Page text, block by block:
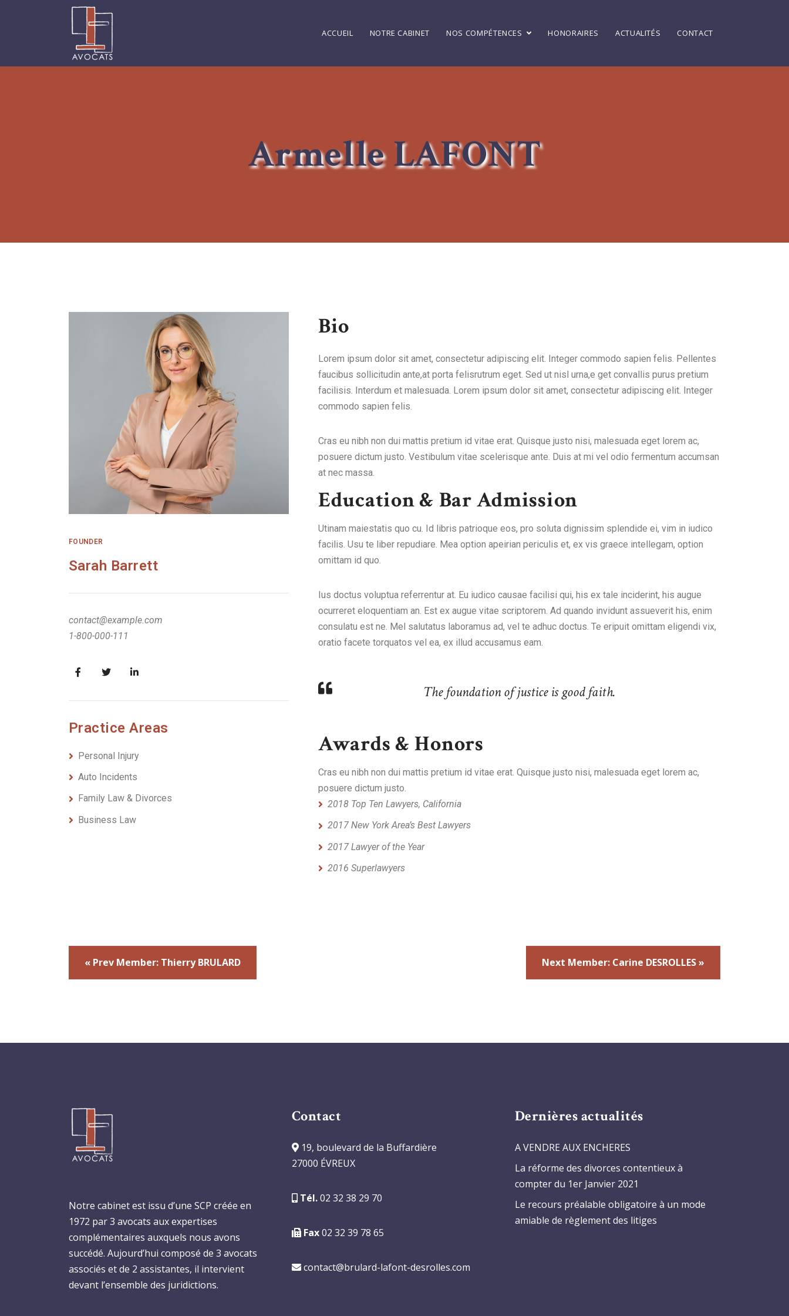
ACCUEIL NOTRE CABINET NOS COMPÉTENCES HONORAIRES ACTUALITÉS CONTACT
Armelle LAFONT
FOUNDER
Sarah Barrett
contact@example.com
1-800-000-111
Practice Areas
Personal Injury
Auto Incidents
Family Law & Divorces
Business Law
Bio
Lorem ipsum dolor sit amet, consectetur adipiscing elit. Integer commodo sapien felis. Pellentes
faucibus sollicitudin ante,at porta felisrutrum eget. Sed ut nisl urna,e get convallis purus pretium
facilisis. Interdum et malesuada. Lorem ipsum dolor sit amet, consectetur adipiscing elit. Integer
commodo sapien felis.
Cras eu nibh non dui mattis pretium id vitae erat. Quisque justo nisi, malesuada eget lorem ac,
posuere dictum justo. Vestibulum vitae scelerisque ante. Duis at mi vel odio fermentum accumsan
at nec massa.
Education & Bar Admission
Utinam maiestatis quo cu. Id libris patrioque eos, pro soluta dignissim splendide ei, vim in iudico
facilis. Usu te liber repudiare. Mea option apeirian periculis et, ex vis graece intellegam, option
omittam id quo.
Ius doctus voluptua referrentur at. Eu iudico causae facilisi qui, his ex tale inciderint, his augue
ocurreret eloquentiam an. Est ex augue vitae scriptorem. Ad quando invidunt assueverit his, enim
consulatu est ne. Mel salutatus laboramus ad, vel te adhuc doctus. Te eripuit omittam eligendi vix,
oratio facete torquatos vel ea, ex illud accusamus eam.
The foundation of justice is good faith.
Awards & Honors
Cras eu nibh non dui mattis pretium id vitae erat. Quisque justo nisi, malesuada eget lorem ac,
posuere dictum justo.
2018 Top Ten Lawyers, California
2017 New York Area’s Best Lawyers
2017 Lawyer of the Year
2016 Superlawyers
« Prev Member: Thierry BRULARD Next Member: Carine DESROLLES »
Notre cabinet est issu d’une SCP créée en
1972 par 3 avocats aux expertises
complémentaires auxquels nous avons
succédé. Aujourd’hui composé de 3 avocats
associés et de 2 assistantes, il intervient
devant l’ensemble des juridictions.
Contact
19, boulevard de la Buffardière
27000 ÉVREUX
Tél.02 32 38 29 70
Fax02 32 39 78 65
contact@brulard-lafont-desrolles.com
Dernières actualités
A VENDRE AUX ENCHERES
La réforme des divorces contentieux à
compter du 1er Janvier 2021
Le recours préalable obligatoire à un mode
amiable de règlement des litiges